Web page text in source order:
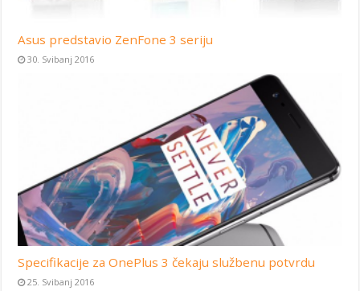
Asus predstavio ZenFone 3 seriju
30. Svibanj 2016
Specifikacije za OnePlus 3 čekaju službenu potvrdu
25. Svibanj 2016